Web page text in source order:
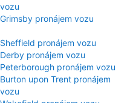
vozu
Grimsby pronájem vozu
Sheffield pronájem vozu
Derby pronájem vozu
Peterborough pronájem vozu
Burton upon Trent pronájem
vozu